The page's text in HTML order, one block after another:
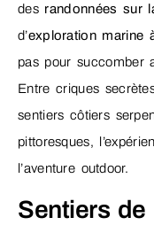
des randonnées sur
d’exploration marine
pas pour succomber
Entre criques
sentiers côtiers
pittoresques,
l’aventure outdoor.
Sentiers